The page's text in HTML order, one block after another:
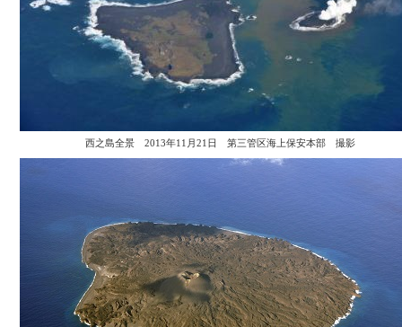
西之島全景 2013年11月21日 第三管区海上保安本部 撮影